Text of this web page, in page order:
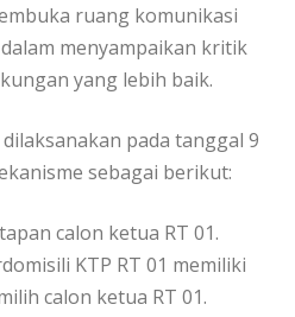
ruang komunikasi
menyampaikan kritik
yang lebih baik.
pada tanggal 9
sebagai berikut:
calon ketua RT 01.
KTP RT 01 memiliki
calon ketua RT 01.